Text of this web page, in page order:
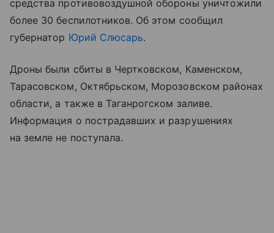
средства противовоздушной обороны уничтожили
более 30 беспилотников. Об этом сообщил
губернатор Юрий Слюсарь.
Дроны были сбиты в Чертковском, Каменском,
Тарасовском, Октябрьском, Морозовском районах
области, а также в Таганрогском заливе.
Информация о пострадавших и разрушениях
на земле не поступала.